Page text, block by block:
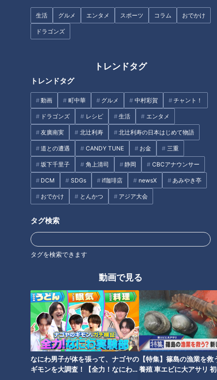
生活 グルメ エンタメ スポーツ コラム おでかけ
ドラゴンズ
トレンドタグ
トレンドタグ
動画 町中華 グルメ 中村彩賀 チャント！
ドラゴンズ レシピ 生活 エンタメ
友廣南実 北辻利寿 北辻利寿の日本はじめて物語
道との遭遇 CANDY TUNE お金 三重
坂下千里子 角上清司 静岡 CBCアナウンサー
DCM SDGs if珈琲店 newsX あみやき亭
おでかけ とんかつ アジア大会
タグ検索
タグを検索できます
動画で見る
なにわ男子が体を張って、ナゴヤの
ギモンを大調査！【全力！なにわ実
【特集】篠島の漁業を救
養殖 車エビに大アサリ
CBCテレビ制作「僕と時々もう
1人の僕」がアメリカ・USイン
ターナショナルアワード2025で
銀賞を受賞！！
「ポークソテー アップルソー
「ポテトコロッケ」の作り方
【キユーピー３分クッキング】
「びっくりたこ焼き」の作り方
【キユーピー３分クッキング】
ドラゴンズ田島慎二、涙で始ま
り涙で終えた現役生活 家族、
フルーツに遭遇
タグ
PR TIMES
オススメ関連コンテンツ